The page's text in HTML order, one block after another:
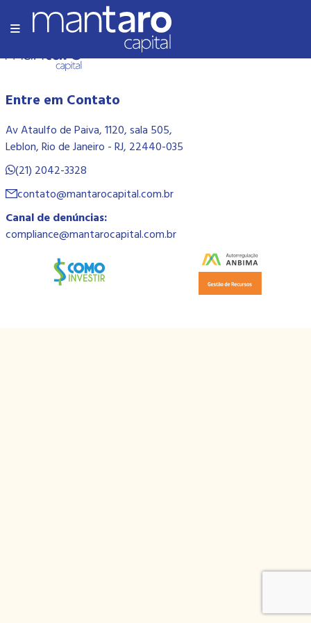
Olá Mundo!
Entre em Contato
Av Ataulfo de Paiva, 1120, sala 505,
Leblon, Rio de Janeiro - RJ, 22440-035
(21) 2042-3328
contato@mantarocapital.com.br
Canal de denúncias:
compliance@mantarocapital.com.br